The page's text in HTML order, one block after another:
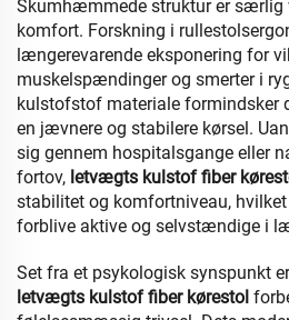
Skumhæmmede struktur er særlig
komfort. Forskning i
længerevarende eksponering for
muskelspændinger og smerter i
kulstofstof materiale formindsker
en jævnere og stabilere kørsel.
sig gennem hospitalsgange eller
fortov, letvægts kulstof fiber
stabilitet og komfortniveau,
forblive aktive og selvstændige i
Set fra et psykologisk synspunkt
letvægts kulstof fiber kørestol